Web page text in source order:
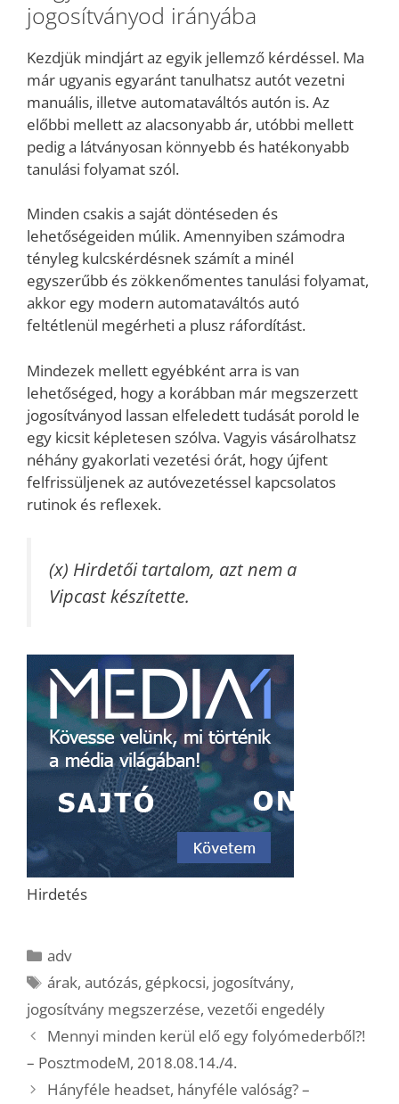
jogosítványod irányába
Kezdjük mindjárt az egyik jellemző kérdéssel. Ma
már ugyanis egyaránt tanulhatsz autót vezetni
manuális, illetve automataváltós autón is. Az
előbbi mellett az alacsonyabb ár, utóbbi mellett
pedig a látványosan könnyebb és hatékonyabb
tanulási folyamat szól.
Minden csakis a saját döntéseden és
lehetőségeiden múlik. Amennyiben számodra
tényleg kulcskérdésnek számít a minél
egyszerűbb és zökkenőmentes tanulási folyamat,
akkor egy modern automataváltós autó
feltétlenül megérheti a plusz ráfordítást.
Mindezek mellett egyébként arra is van
lehetőséged, hogy a korábban már megszerzett
jogosítványod lassan elfeledett tudását porold le
egy kicsit képletesen szólva. Vagyis vásárolhatsz
néhány gyakorlati vezetési órát, hogy újfent
felfrissüljenek az autóvezetéssel kapcsolatos
rutinok és reflexek.
(x) Hirdetői tartalom, azt nem a
Vipcast készítette.
Hirdetés
Kategória
adv
Címkék
árak,autózás, gépkocsi, jogosítvány,
jogosítvány megszerzése, vezetői engedély
Mennyi minden kerül elő egy folyómederből?!
– PosztmodeM, 2018.08.14./4.
Hányféle headset, hányféle valóság? –